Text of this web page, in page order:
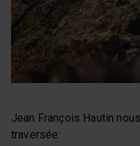
Jean François Hautin
traversée: